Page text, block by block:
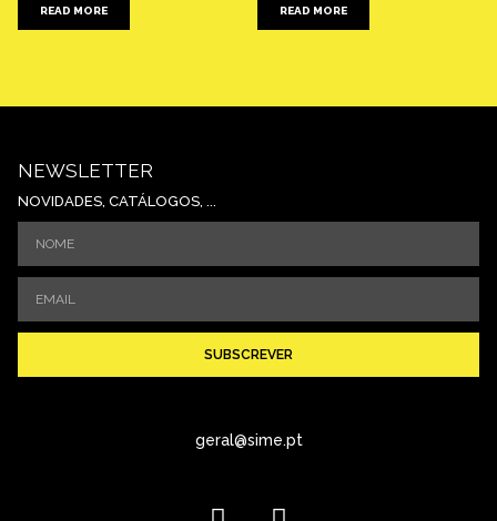
READ MORE READ MORE
NEWSLETTER
NOVIDADES, CATÁLOGOS, ...
SUBSCREVER
geral@sime.pt